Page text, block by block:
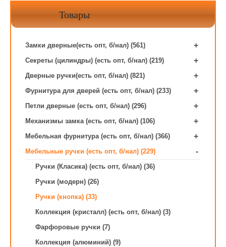
Товары
Замки дверные(есть опт, б/нал) (561) +
Секреты (цилиндры) (есть опт, б/нал) (219) +
Дверные ручки(есть опт, б/нал) (821) +
Фурнитура для дверей (есть опт, б/нал) (233) +
Петли дверные (есть опт, б/нал) (296) +
Механизмы замка (есть опт, б/нал) (106) +
Мебельная фурнитура (есть опт, б/нал) (366) +
Мебельные ручки (есть опт, б/нал) (229) -
Ручки (Класика) (есть опт, б/нал) (36)
Ручки (модерн) (26)
Ручки (кнопка) (33)
Коллекция (кристалл) (есть опт, б/нал) (3)
Фарфоровые ручки (7)
Коллекция (алюминий) (9)